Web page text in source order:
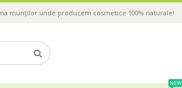
munților unde producem cosmetice 100% naturale!
NEW